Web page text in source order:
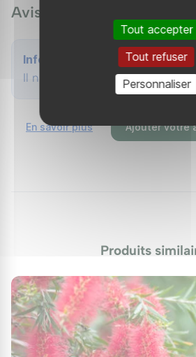
Rince-bouteille en bonne santé.
arrosez régulièrement durant les
premières années, en réduisant
d'arrosage une fois la plante bien
substrat a tendance à sécher
arrosage plus fréquent. Appliquez
équilibré au printemps pour
compacte. Cela permettra de
Maladies et Ravageurs
Ce CALLISTEMON est
reste vigilant face aux maladies
Avis (0)
Info
Il n'y a aucun avis
En savoir plus Ajouter votre
Produits
Tout accepter
Tout refuser
Personnaliser